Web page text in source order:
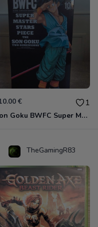
€ 1
Son Goku BWFC Super Master Stars
TheGamingR83